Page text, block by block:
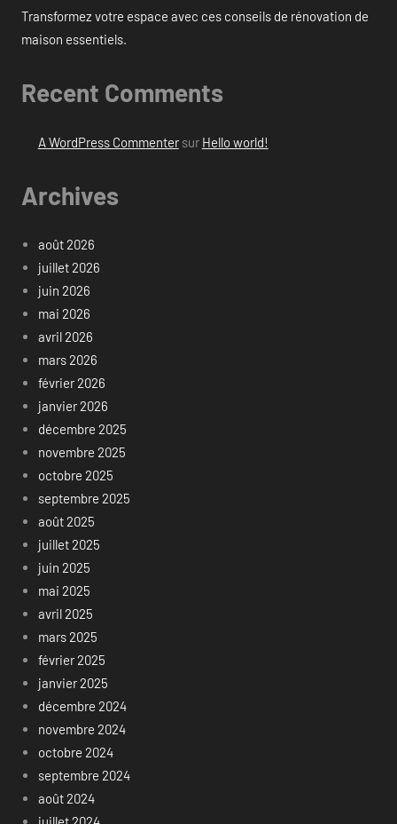
Transformez votre espace avec ces conseils de rénovation de
maison essentiels.
Recent Comments
A WordPress Commentersur Hello world!
Archives
août 2026
juillet 2026
juin 2026
mai 2026
avril 2026
mars 2026
février 2026
janvier 2026
décembre 2025
novembre 2025
octobre 2025
septembre 2025
août 2025
juillet 2025
juin 2025
mai 2025
avril 2025
mars 2025
février 2025
janvier 2025
décembre 2024
novembre 2024
octobre 2024
septembre 2024
août 2024